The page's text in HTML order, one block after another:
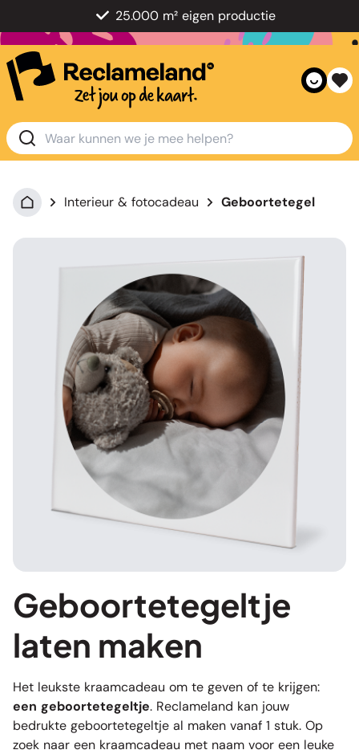
25.000 m² eigen productie
Interieur & fotocadeau Geboortetegel
Geboortetegeltje
laten maken
Het leukste kraamcadeau om te geven of te krijgen:
een geboortetegeltje. Reclameland kan jouw
bedrukte geboortetegeltje al maken vanaf 1 stuk. Op
zoek naar een kraamcadeau met naam voor een leuke